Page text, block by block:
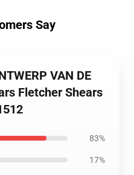
Say
VAN DE
Fletcher Shears
83%
17%